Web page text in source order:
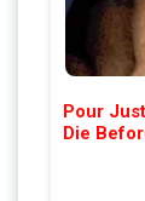
Pour
Die